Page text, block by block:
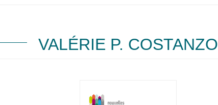
VALÉRIE P. COSTANZO